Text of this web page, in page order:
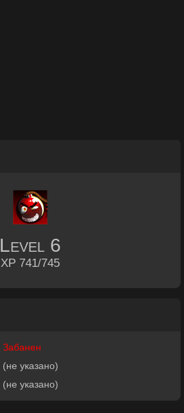
Level 6
XP 741/745
Забанен
(не указано)
(не указано)